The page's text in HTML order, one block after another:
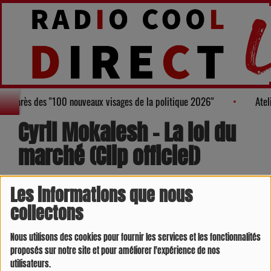
Les informations que nous
collectons
Nous utilisons des cookies pour fournir les services et les fonctionnalités
proposés sur notre site et pour améliorer l'expérience de nos
utilisateurs.
Palmarès des "100 nouveaux visages de la politique 2026"
Cyril Mokaiesh - La loi du
marché (Clip officiel)